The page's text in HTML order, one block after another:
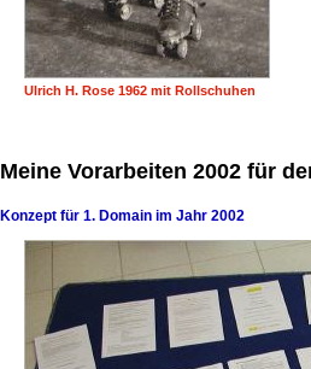
Ulrich H. Rose 1962 mit Rollschuhen
Meine Vorarbeiten 2002 für
Konzept für 1. Domain im Jahr 2002